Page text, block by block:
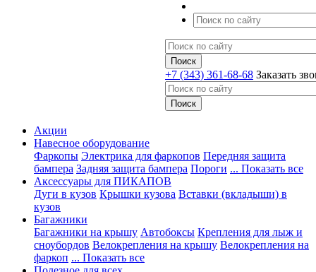
+7 (343) 361-68-68 Заказать
Акции
Навесное оборудование
Фаркопы Электрика для фаркопов Передняя защита
бампера Задняя защита бампера Пороги ... Показать все
Аксессуары для ПИКАПОВ
Дуги в кузов Крышки кузова Вставки (вкладыши) в
кузов
Багажники
Багажники на крышу Автобоксы Крепления для лыж и
сноубордов Велокрепления на крышу Велокрепления на
фаркоп ... Показать все